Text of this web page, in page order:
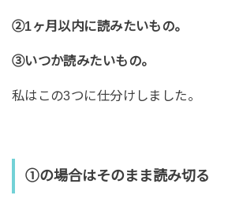
②1ヶ月以内に読みたいもの。
③いつか読みたいもの。
私はこの3つに仕分けしました。
①の場合はそのまま読み切る